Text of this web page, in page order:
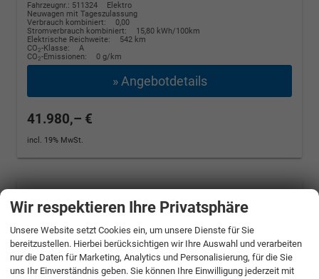
Fahrzeugnr.: 511324
Elektro
Neuwagen mit Tageszulassung
Verbrauch kombiniert:
0,00
Stromverbrauch kombiniert:
15,80 kWh/100km
Elektrische Reichweite:
542 km
CO2-Klasse:
A
CO2-Emissionen: 0 g/km
» Angebotdetails
41.980,– €
incl. 19% MwSt.
Wir respektieren Ihre Privatsphäre
Unsere Website setzt Cookies ein, um unsere Dienste für Sie
bereitzustellen. Hierbei berücksichtigen wir Ihre Auswahl und verarbeiten
nur die Daten für Marketing, Analytics und Personalisierung, für die Sie
uns Ihr Einverständnis geben. Sie können Ihre Einwilligung jederzeit mit